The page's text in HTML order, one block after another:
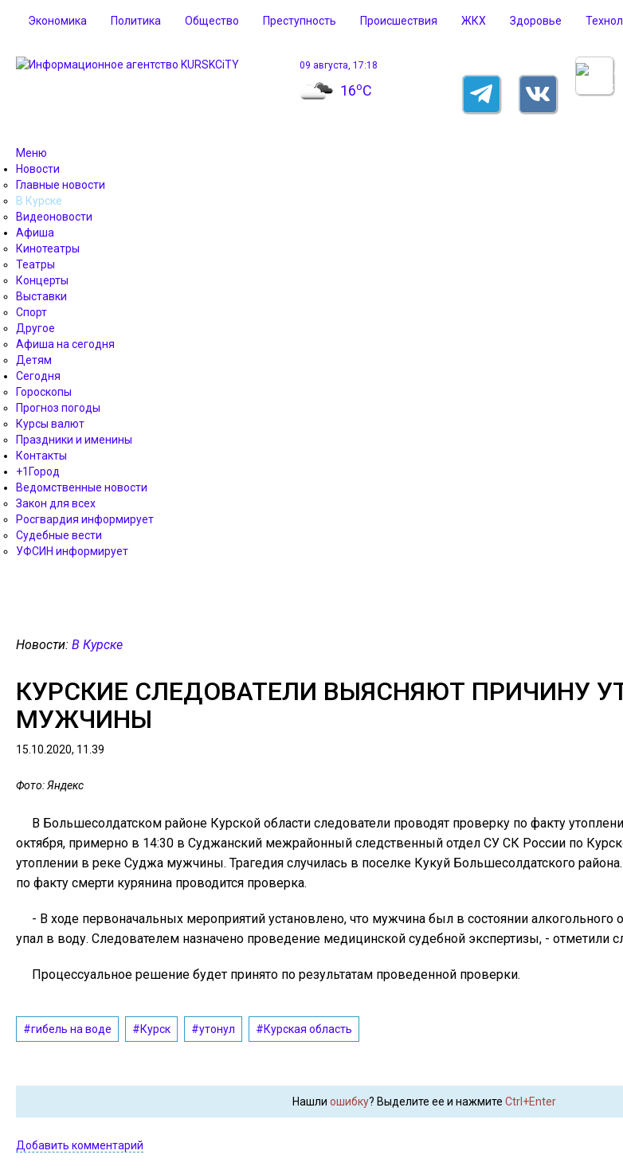
Экономика Политика Общество Преступность Происшествия ЖКХ Здоровье
09 августа, 17:18
16oC
Меню
Новости
Главные новости
В Курске
Видеоновости
Афиша
Кинотеатры
Театры
Концерты
Выставки
Спорт
Другое
Афиша на сегодня
Детям
Сегодня
Гороскопы
Прогноз погоды
Курсы валют
Праздники и именины
Контакты
+1Город
Ведомственные новости
Закон для всех
Росгвардия информирует
Судебные вести
УФСИН информирует
Новости: В Курске
КУРСКИЕ СЛЕДОВАТЕЛИ ВЫЯСНЯЮТ ПРИЧИНУ
МУЖЧИНЫ
15.10.2020, 11.39
Фото: Яндекс
В Большесолдатском районе Курской области следователи проводят проверку по факту
октября, примерно в 14:30 в Суджанский межрайонный следственный отдел СУ СК России по
утоплении в реке Суджа мужчины. Трагедия случилась в поселке Кукуй Большесолдатского
по факту смерти курянина проводится проверка.
- В ходе первоначальных мероприятий установлено, что мужчина был в состоянии алкогольного
упал в воду. Следователем назначено проведение медицинской судебной экспертизы, - отметили
Процессуальное решение будет принято по результатам проведенной проверки.
#гибель на воде #Курск #утонул #Курская область
Нашли ошибку? Выделите ее и нажмите Ctrl+Enter
Добавить комментарий